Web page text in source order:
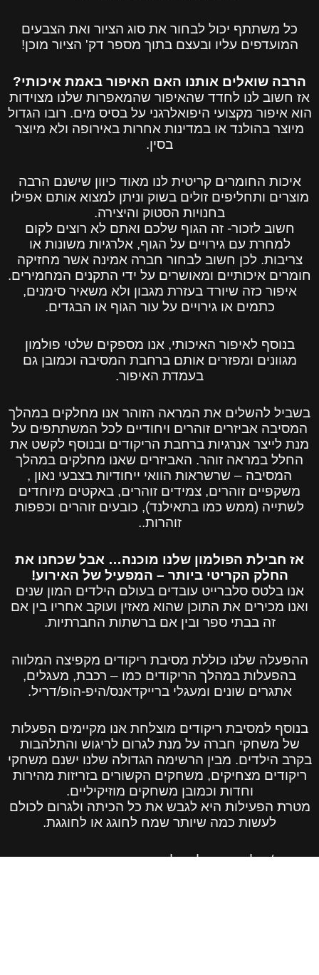
כל משתתף יכול לבחור את סוג הציור ואת הצבעים
המועדפים עליו ובעצם בתוך מספר דק' הציור מוכן!
הרבה שואלים אותנו האם האיפור באמת איכותי?
אז חשוב לנו לחדד שהאיפור שהמאפרות שלנו מצוידות
הוא איפור מקצועי היפואלרגני על בסיס מים. רובו הגדול
מיוצר בהולנד או במדינות אחרות באירופה ולא מיוצר
בסין.
איכות החומרים קריטית לנו מאוד כיוון שישנם הרבה
מוצרים ותחליפים זולים בשוק וניתן למצוא אותם אפילו
בחנויות הסטוק והיצירה.
חשוב לזכור- זה הגוף שלכם ואתם לא רוצים לקום
למחרת עם גירויים על הגוף, אלרגיות משונות או
צריבות. לכן חשוב לבחור חברה אמינה אשר מחזיקה
חומרים איכותיים ומאושרים על ידי התקנים המחמירים.
איפור כזה שיורד בעזרת מגבון ולא משאיר סימנים,
כתמים או גירויים על עור הגוף או הבגדים.
בנוסף לאיפור האיכותי, אנו מספקים שלטי פולמון
מגוונים ומפזרים אותם ברחבת המסיבה וכמובן גם
בעמדת האיפור.
בשביל להשלים את המראה הזוהר אנו מחלקים במהלך
המסיבה אביזרים זוהרים ויחודיים לכל המשתתפים על
מנת לייצר אנרגיות ברחבת הריקודים ובנוסף לקשט את
החלל במראה זוהר. האביזרים שאנו מחלקים במהלך
המסיבה – שרשראות הוואי ייחודיות בצבעי נאון ,
משקפיים זוהרים, צמידים זוהרים, באקטים מיוחדים
לשתייה (ממש כמו בתאילנד), כובעים זוהרים וכפפות
זוהרות..
אז חבילת הפולמון שלנו מוכנה… אבל שכחנו את
החלק הקריטי ביותר – המפעיל של האירוע!
אנו בלטס סלברייט עובדים בעולם הילדים המון שנים
ואנו מכירים את התוכן שהוא מאזין ועוקב אחריו בין אם
זה בבתי ספר ובין אם ברשתות החברתיות.
ההפעלה שלנו כוללת מסיבת ריקודים מקפיצה המלווה
בהפעלות במהלך הריקודים כמו – רכבת, מעגלים,
אתגרים שונים ומעגלי ברייקדאנס/היפ-הופ/דריל.
בנוסף למסיבת ריקודים מוצלחת אנו מקיימים הפעלות
של משחקי חברה על מנת לגרום לריגוש והתלהבות
בקרב הילדים. מבין הרשימה הגדולה שלנו ישנם משחקי
ריקודים מצחיקים, משחקים הקשורים בזריזות מהירות
וחדות וכמובן משחקים מוזיקיליים.
מטרת הפעילות היא לגבש את כל הכיתה ולגרום לכולם
לעשות כמה שיותר שמח לחוגג או לחוגגת.
החוגג/ת לוקחים חלק בלתי נפרד מהאירוע והם בעצם